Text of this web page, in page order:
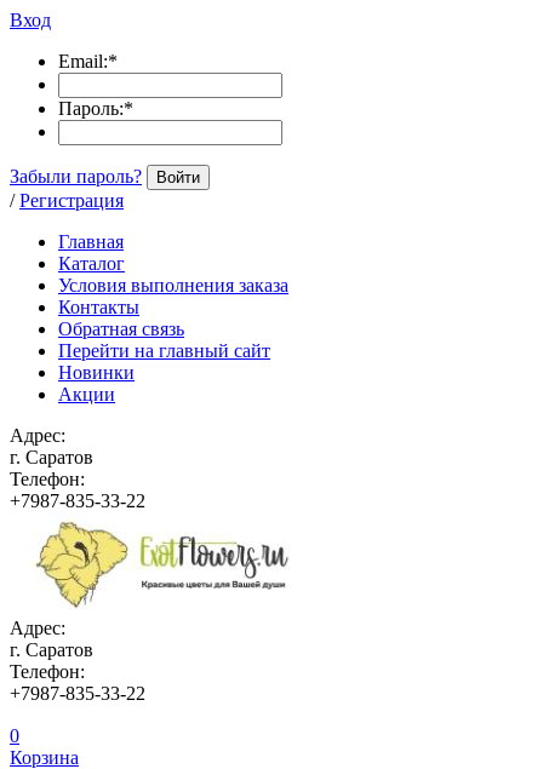
Вход
Email:*
Пароль:*
Забыли пароль? Войти
/ Регистрация
Главная
Каталог
Условия выполнения заказа
Контакты
Обратная связь
Перейти на главный сайт
Новинки
Акции
Адрес:
г. Саратов
Телефон:
+7987-835-33-22
Адрес:
г. Саратов
Телефон:
+7987-835-33-22
0
Корзина